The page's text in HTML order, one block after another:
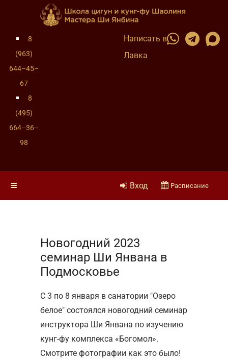
8
(963)
644–45–
67
8
(495)
664–36–
98
Написать в
Лавка
Вход Расписание
Новогодний 2023
семинар Ши Янвана в
Подмосковье
С 3 по 8 января в санатории "Озеро
белое" состоялся новогодний семинар
инструктора Ши Янвана по изучению
кунг-фу комплекса «Богомол».
Смотрите фотографии как это было!